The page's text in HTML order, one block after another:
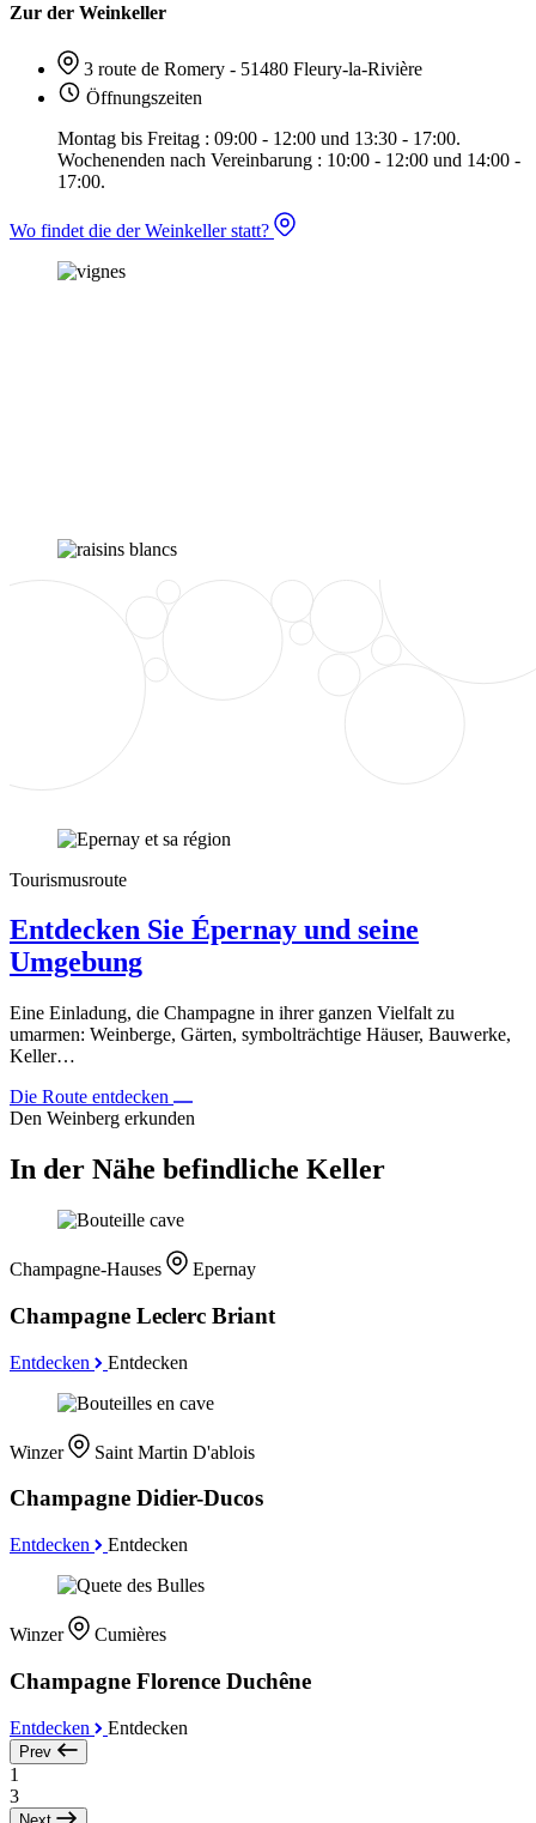
Zur der Weinkeller
3 route de Romery - 51480 Fleury-la-Rivière
Öffnungszeiten
Montag bis Freitag : 09:00 - 12:00 und 13:30 - 17:00.
Wochenenden nach Vereinbarung : 10:00 - 12:00 und 14:00 -
17:00.
Wo findet die der Weinkeller statt?
Tourismusroute
Entdecken Sie Épernay und seine
Umgebung
Eine Einladung, die Champagne in ihrer ganzen Vielfalt zu
umarmen: Weinberge, Gärten, symbolträchtige Häuser, Bauwerke,
Keller…
Die Route entdecken
Den Weinberg erkunden
In der Nähe befindliche Keller
Champagne-Hauses Epernay
Champagne Leclerc Briant
Entdecken Entdecken
Winzer Saint Martin D'ablois
Champagne Didier-Ducos
Entdecken Entdecken
Winzer Cumières
Champagne Florence Duchêne
Entdecken Entdecken
Prev
1
3
Next